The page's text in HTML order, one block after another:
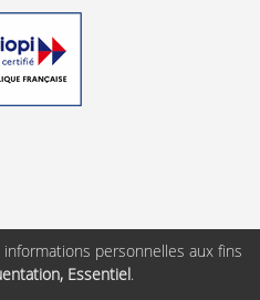
personnelles aux fins
Essentiel .